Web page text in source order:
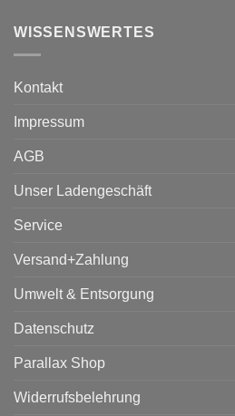
WISSENSWERTES
Kontakt
Impressum
AGB
Unser Ladengeschäft
Service
Versand+Zahlung
Umwelt & Entsorgung
Datenschutz
Parallax Shop
Widerrufsbelehrung